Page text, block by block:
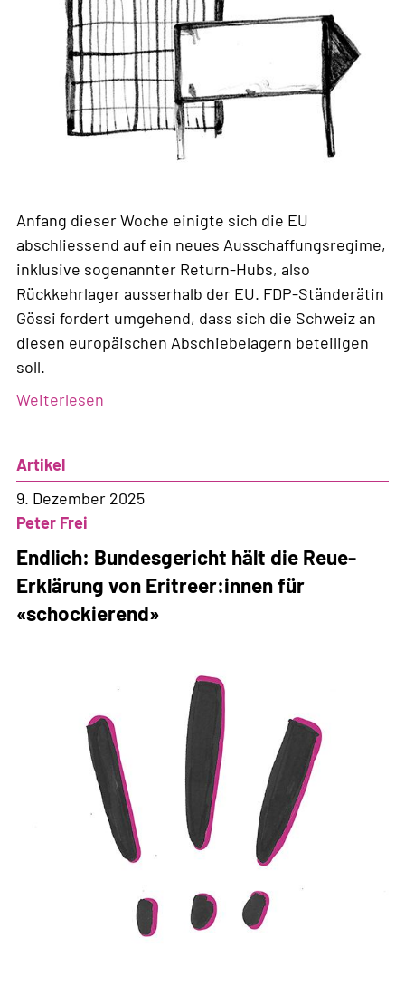
Anfang dieser Woche einigte sich die EU
abschliessend auf ein neues Ausschaffungsregime,
inklusive sogenannter Return-Hubs, also
Rückkehrlager ausserhalb der EU. FDP-Ständerätin
Gössi fordert umgehend, dass sich die Schweiz an
diesen europäischen Abschiebelagern beteiligen
soll.
Weiterlesen
Überaus
alles
andere
als
Artikel
9. Dezember 2025
Peter Frei
Endlich: Bundesgericht hält die Reue-
Erklärung von Eritreer:innen für
«schockierend»